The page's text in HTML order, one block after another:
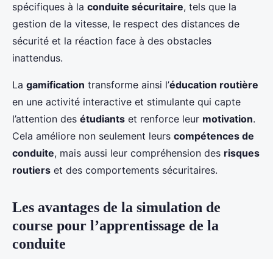
spécifiques à la conduite sécuritaire, tels que la
gestion de la vitesse, le respect des distances de
sécurité et la réaction face à des obstacles
inattendus.
La gamification transforme ainsi l’éducation routière
en une activité interactive et stimulante qui capte
l’attention des étudiants et renforce leur motivation.
Cela améliore non seulement leurs compétences de
conduite, mais aussi leur compréhension des risques
routiers et des comportements sécuritaires.
Les avantages de la simulation de
course pour l’apprentissage de la
conduite